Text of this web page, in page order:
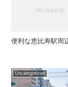
便利な恵比寿駅周
Uncategorized